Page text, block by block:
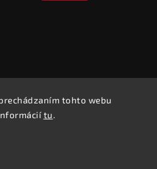
tohto webu
tu.
. Všetky práva vyhradené.
Shoptet| Design